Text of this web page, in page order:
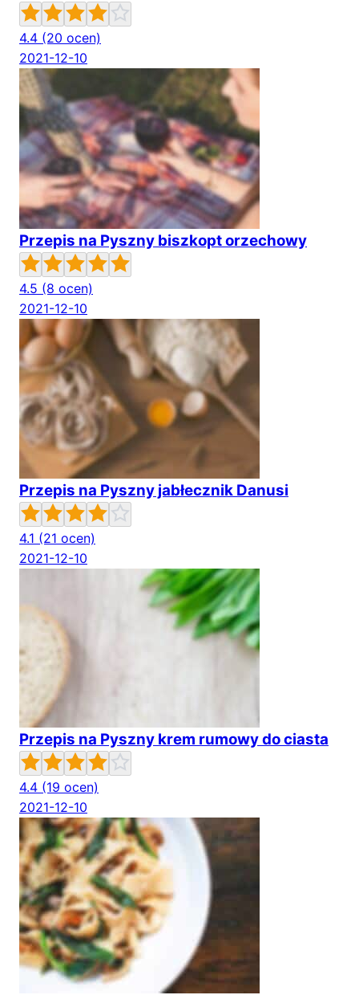
4.4 (20 ocen)
2021-12-10
Przepis na Pyszny biszkopt orzechowy
4.5 (8 ocen)
2021-12-10
Przepis na Pyszny jabłecznik Danusi
4.1 (21 ocen)
2021-12-10
Przepis na Pyszny krem rumowy do ciasta
4.4 (19 ocen)
2021-12-10